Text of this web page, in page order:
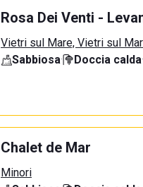
Rosa Dei Venti -
Vietri sul Mare, Vietri sul
Sabbiosa· Doccia calda·
Chalet de Mar
Minori